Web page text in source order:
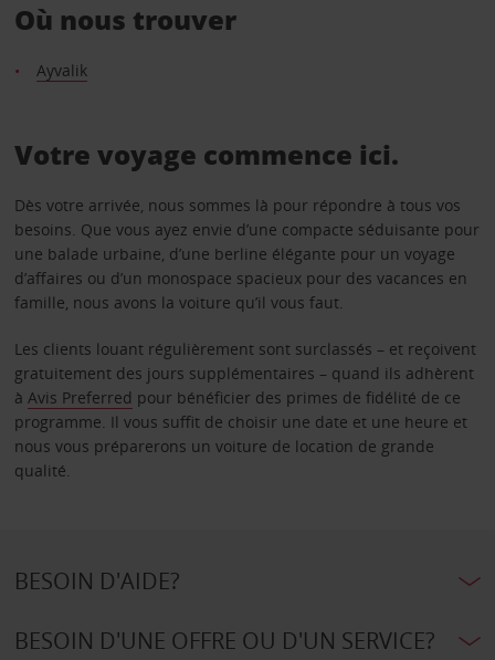
Où nous trouver
Ayvalik
Votre voyage commence ici.
Dès votre arrivée, nous sommes là pour répondre à tous vos
besoins. Que vous ayez envie d’une compacte séduisante pour
une balade urbaine, d’une berline élégante pour un voyage
d’affaires ou d’un monospace spacieux pour des vacances en
famille, nous avons la voiture qu’il vous faut.
Les clients louant régulièrement sont surclassés – et reçoivent
gratuitement des jours supplémentaires – quand ils adhèrent
à Avis Preferred pour bénéficier des primes de fidélité de ce
programme. Il vous suffit de choisir une date et une heure et
nous vous préparerons un voiture de location de grande
qualité.
BESOIN D'AIDE?
BESOIN D'UNE OFFRE OU D'UN SERVICE?